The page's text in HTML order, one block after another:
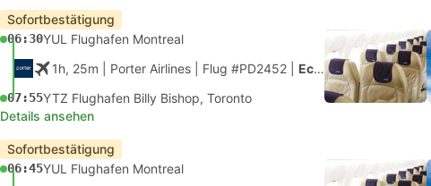
Sofortbestätigung
06:30YUL Flughafen Montreal
1h, 25m | Porter Airlines Flug #PD2452 Economy
07:55YTZ Flughafen Billy Bishop, Toronto
Details ansehen
Sofortbestätigung
06:45YUL Flughafen Montreal